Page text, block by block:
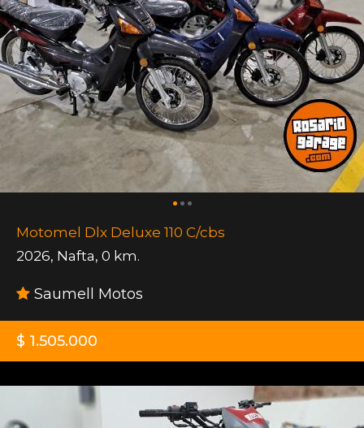
Motomel Dlx Deluxe 110 C/cbs
2026, Nafta, 0 km.
Saumell Motos
$ 1.505.000